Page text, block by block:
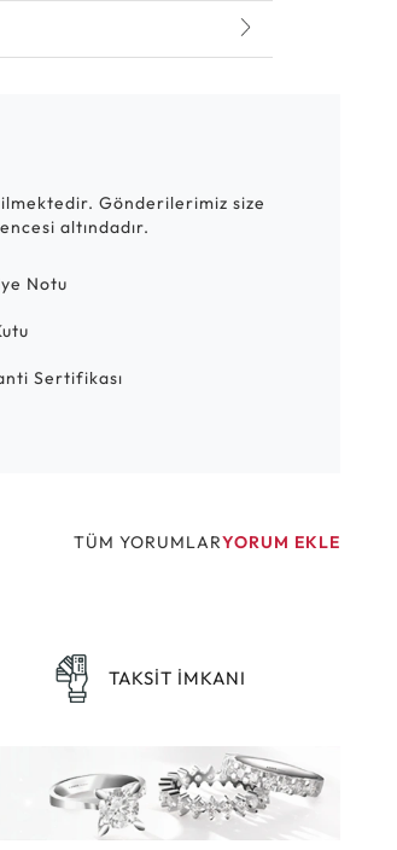
Gönderilerimiz size
altındadır.
Notu
Sertifikası
TÜM YORUMLARYORUM EKLE
TAKSİT İMKANI